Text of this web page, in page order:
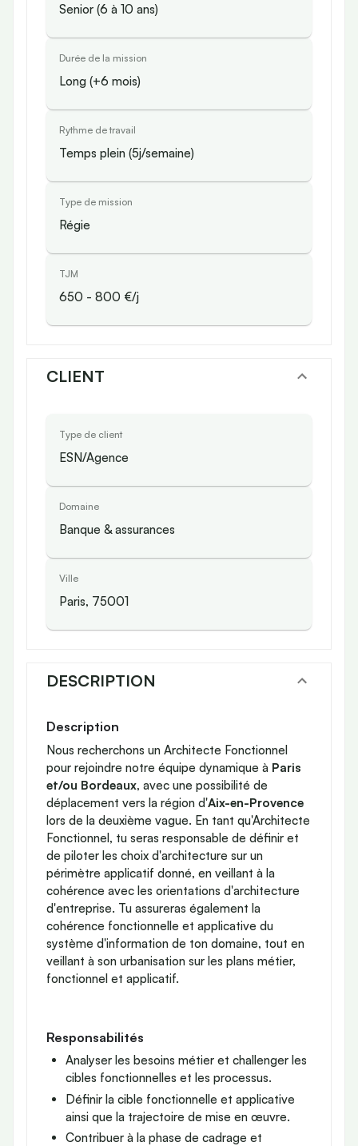
Senior (6 à 10 ans)
Durée de la mission
Long (+6 mois)
Rythme de travail
Temps plein (5j/semaine)
Type de mission
Régie
TJM
650 - 800 €/j
CLIENT
Type de client
ESN/Agence
Domaine
Banque & assurances
Ville
Paris, 75001
DESCRIPTION
Description
Nous recherchons un Architecte Fonctionnel
pour rejoindre notre équipe dynamique à Paris
et/ou Bordeaux, avec une possibilité de
déplacement vers la région d'Aix-en-Provence
lors de la deuxième vague. En tant qu'Architecte
Fonctionnel, tu seras responsable de définir et
de piloter les choix d'architecture sur un
périmètre applicatif donné, en veillant à la
cohérence avec les orientations d'architecture
d'entreprise. Tu assureras également la
cohérence fonctionnelle et applicative du
système d'information de ton domaine, tout en
veillant à son urbanisation sur les plans métier,
fonctionnel et applicatif.
Responsabilités
Analyser les besoins métier et challenger les
cibles fonctionnelles et les processus.
Définir la cible fonctionnelle et applicative
ainsi que la trajectoire de mise en œuvre.
Contribuer à la phase de cadrage et